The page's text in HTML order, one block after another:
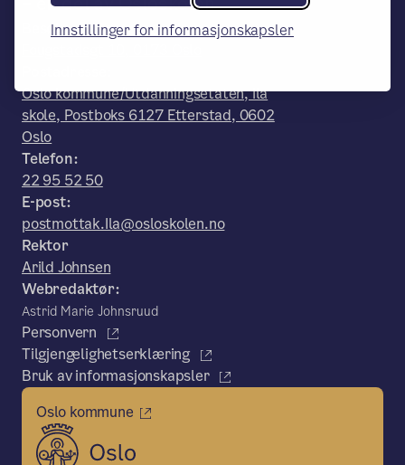
Innstillinger for informasjonskapsler
Besøks- og leveringsadresse:
Oslo kommune/Utdanningsetaten, Ila
skole, Postboks 6127 Etterstad, 0602
Oslo
Telefon:
22 95 52 50
E-post:
postmottak.Ila@osloskolen.no
Rektor
Arild Johnsen
Webredaktør:
Astrid Marie Johnsruud
Personvern
Tilgjengelighetserklæring
Bruk av informasjonskapsler
Oslo kommune